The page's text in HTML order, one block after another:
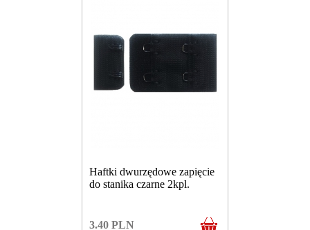
Haftki dwurzędowe zapięcie
do stanika czarne 2kpl.
3.40 PLN